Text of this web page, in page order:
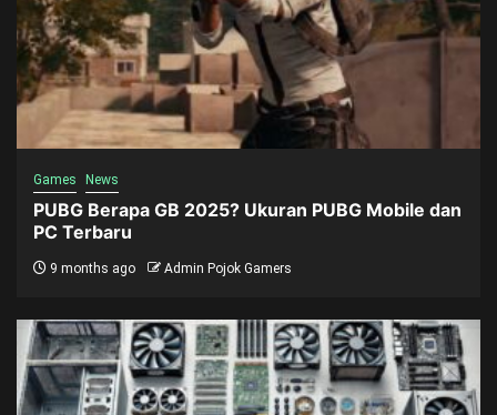
Games News
PUBG Berapa GB 2025? Ukuran PUBG Mobile dan
PC Terbaru
9 months ago Admin Pojok Gamers